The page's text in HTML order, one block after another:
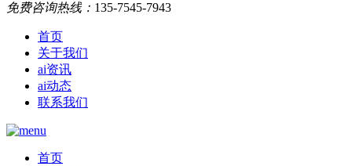
免费咨询热线： 135-7545-7943
首页
关于我们
ai资讯
ai动态
联系我们
首页